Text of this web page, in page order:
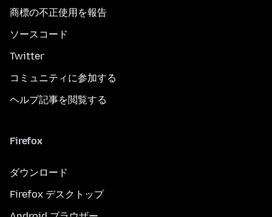
商標の不正使用を報告
ソースコード
Twitter
コミュニティに参加する
ヘルプ記事を閲覧する
Firefox
ダウンロード
Firefox デスクトップ